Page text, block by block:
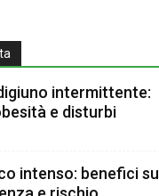
intermittente:
e disturbi
intenso: benefici su